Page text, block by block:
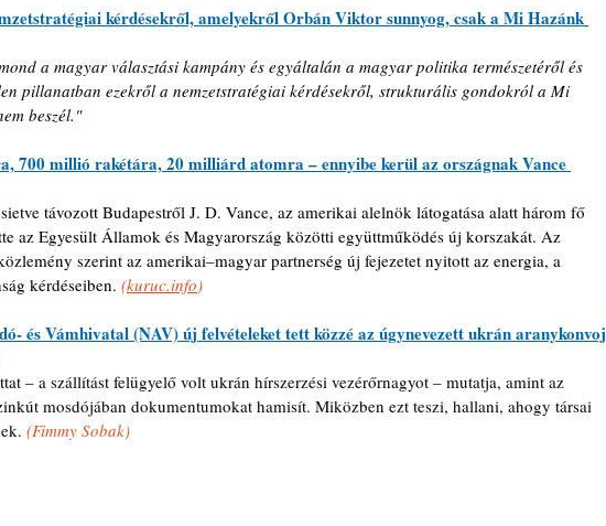
kérdésekről, amelyekről Orbán Viktor sunnyog, csak a Mi Hazánk
a magyar választási kampány és egyáltalán a magyar politika természetéről és
pillanatban ezekről a nemzetstratégiai kérdésekről, strukturális gondokról a Mi
beszél."
700 millió rakétára, 20 milliárd atomra – ennyibe kerül az országnak Vance
távozott Budapestről J. D. Vance, az amerikai alelnök látogatása alatt három fő
az Egyesült Államok és Magyarország közötti együttműködés új korszakát. Az
szerint az amerikai–magyar partnerség új fejezetet nyitott az energia, a
kérdéseiben. (kuruc.info)
és Vámhivatal (NAV) új felvételeket tett közzé az úgynevezett ukrán aranykonvoj
– a szállítást felügyelő volt ukrán hírszerzési vezérőrnagyot – mutatja, amint az
mosdójában dokumentumokat hamisít. Miközben ezt teszi, hallani, ahogy társai
(Fimmy Sobak)